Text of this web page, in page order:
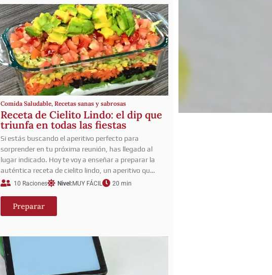
Comida Saludable, Recetas sanas y sabrosas
Receta de Cielito Lindo: el dip que
triunfa en todas las fiestas
Si estás buscando el aperitivo perfecto para
sorprender en tu próxima reunión, has llegado al
lugar indicado. Hoy te voy a enseñar a preparar la
auténtica receta de cielito lindo, un aperitivo qu…
10 Raciones Nivel:MUY FÁCIL 20 min
Preparar